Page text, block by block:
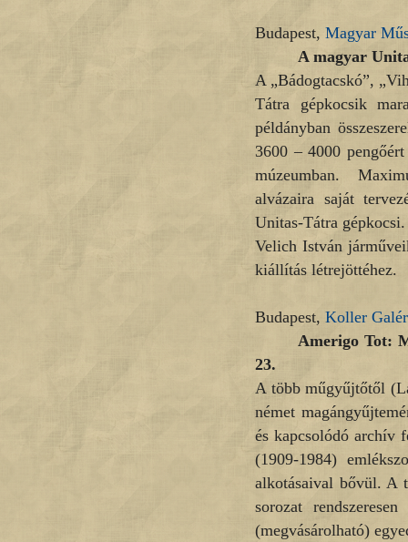
Budapest, Magyar
A magyar
A „Bádogtacskó”,
Tátra gépkocsik
példányban
3600 – 4000
múzeumban.
alvázaira saját
Unitas-Tátra
Velich István
kiállítás létrejöttéhez.
Budapest, Koller
Amerigo Tot:
23.
A több műgyűjtőtől
német
és kapcsolódó archív
(1909-1984)
alkotásaival bővül. A
sorozat
(megvásárolható)